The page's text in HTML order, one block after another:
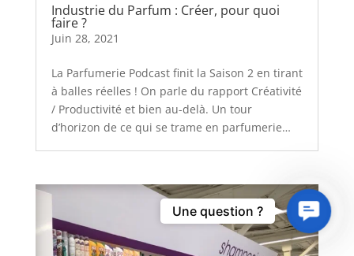
Industrie du Parfum : Créer, pour quoi
faire ?
Juin 28, 2021
La Parfumerie Podcast finit la Saison 2 en tirant
à balles réelles ! On parle du rapport Créativité
/ Productivité et bien au-delà. Un tour
d’horizon de ce qui se trame en parfumerie…
Contact
Us
Une question ?